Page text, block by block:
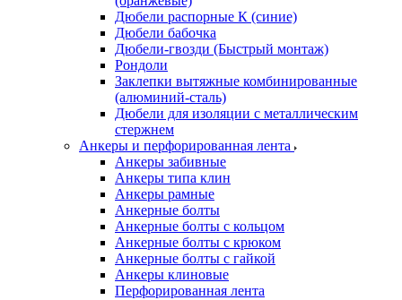
Дюбели распорные К (синие)
Дюбели бабочка
Дюбели-гвозди (Быстрый монтаж)
Рондоли
Заклепки вытяжные комбинированные
(алюминий-сталь)
Дюбели для изоляции с металлическим
стержнем
Анкеры и перфорированная лента
Анкеры забивные
Анкеры типа клин
Анкеры рамные
Анкерные болты
Анкерные болты с кольцом
Анкерные болты с крюком
Анкерные болты с гайкой
Анкеры клиновые
Перфорированная лента